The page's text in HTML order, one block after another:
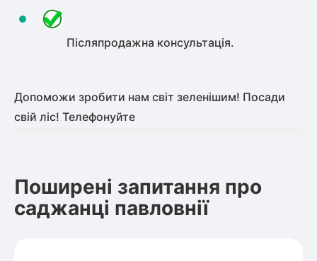
Післяпродажна консультація.
Допоможи зробити нам світ зеленішим! Посади
свій ліс! Телефонуйте
Поширені запитання про
саджанці павловнії